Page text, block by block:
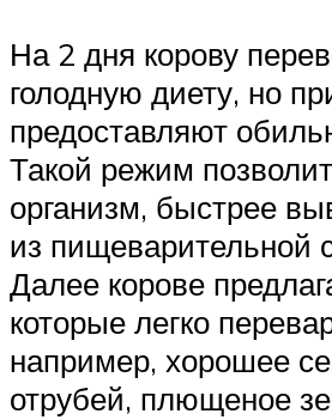
На 2 дня корову
голодную диету, но
предоставляют
Такой режим
организм, быстрее
из пищеварительной
Далее корове
которые легко
например, хорошее
отрубей, плющеное